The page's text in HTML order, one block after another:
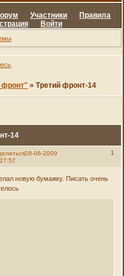
Участники
Правила
Войти
.
фронт" » Третий фронт-14
14
1
28-06-2009
новую бумажку. Писать очень